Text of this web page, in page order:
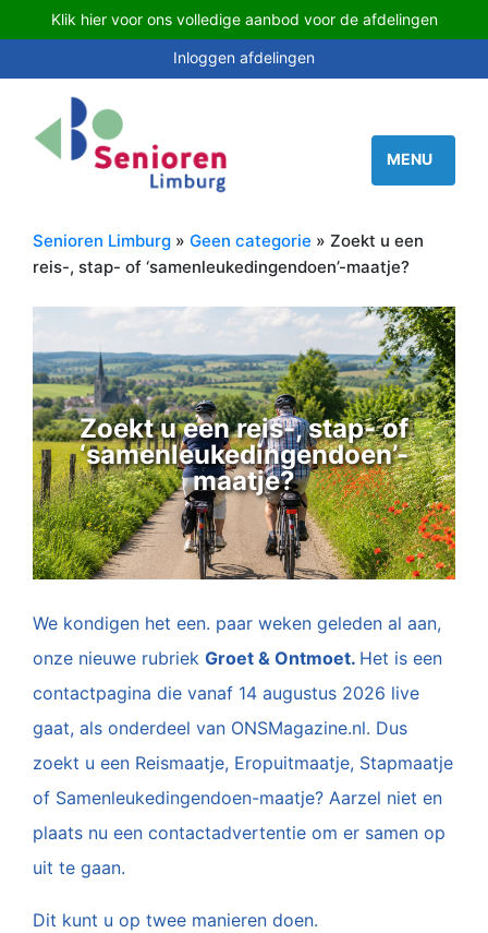
Klik hier voor ons volledige aanbod voor de afdelingen
Inloggen afdelingen
Senioren Limburg » Geen categorie » Zoekt u een
reis-, stap- of ‘samenleukedingendoen’-maatje?
Zoekt u een reis-, stap- of
‘samenleukedingendoen’-
maatje?
We kondigen het een. paar weken geleden al aan,
onze nieuwe rubriek Groet & Ontmoet. Het is een
contactpagina die vanaf 14 augustus 2026 live
gaat, als onderdeel van ONSMagazine.nl. Dus
zoekt u een Reismaatje, Eropuitmaatje, Stapmaatje
of Samenleukedingendoen-maatje? Aarzel niet en
plaats nu een contactadvertentie om er samen op
uit te gaan.
Dit kunt u op twee manieren doen.